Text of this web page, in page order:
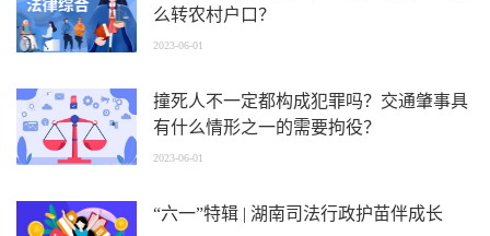
么转农村户口？
2023-06-01
撞死人不一定都构成犯罪吗？交通肇事具
有什么情形之一的需要拘役？
2023-06-01
“六一”特辑 | 湖南司法行政护苗伴成长